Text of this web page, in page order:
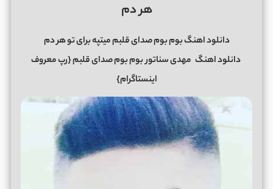
هر دم
دانلود اهنگ بوم بوم صدای قلبم میتپه برای تو هر دم
دانلود اهنگ مهدی سناتوربوم بوم صدای قلبم {رپ معروف
اینستاگرام}